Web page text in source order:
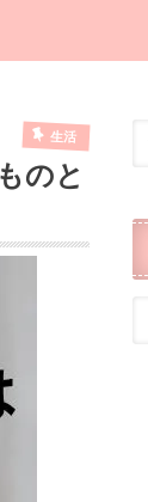
生活
のと